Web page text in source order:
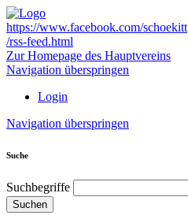
https://www.facebook.com/schoekitt
/rss-feed.html
Zur Homepage des Hauptvereins
Navigation überspringen
Login
Navigation überspringen
Suche
Suchbegriffe
Suchen